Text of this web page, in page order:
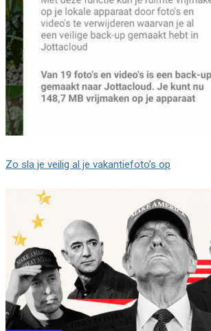
Zo sla je veilig al je vakantiefoto’s op